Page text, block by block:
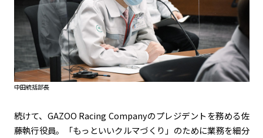
中田統括部長
続けて、GAZOO Racing Companyのプレジデントを務める佐
藤執行役員。「もっといいクルマづくり」のために業務を細分